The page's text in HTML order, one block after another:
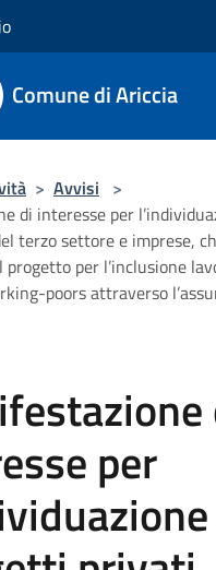
Comune di Ariccia
> Avvisi >
di interesse per
terzo settore e imprese,
progetto per l’inclusione
poors attraverso
per